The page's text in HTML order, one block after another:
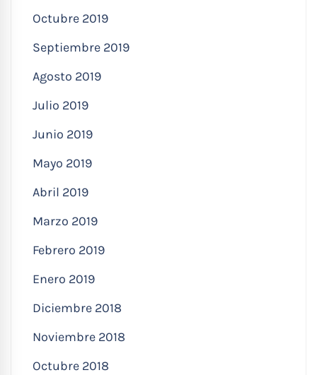
Octubre 2019
Septiembre 2019
Agosto 2019
Julio 2019
Junio 2019
Mayo 2019
Abril 2019
Marzo 2019
Febrero 2019
Enero 2019
Diciembre 2018
Noviembre 2018
Octubre 2018